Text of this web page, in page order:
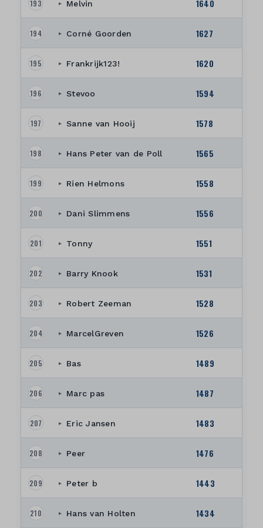
193 ▸ Melvin 1640
194 ▸ Corné Goorden 1627
195 ▸ Frankrijk123! 1620
196 ▸ Stevoo 1594
197 ▸ Sanne van Hooij 1578
198 ▸ Hans Peter van de Poll 1565
199 ▸ Rien Helmons 1558
200 ▸ Dani Slimmens 1556
201 ▸ Tonny 1551
202 ▸ Barry Knook 1531
203 ▸ Robert Zeeman 1528
204 ▸ MarcelGreven 1526
205 ▸ Bas 1489
206 ▸ Marc pas 1487
207 ▸ Eric Jansen 1483
208 ▸ Peer 1476
209 ▸ Peter b 1443
210 ▸ Hans van Holten 1434